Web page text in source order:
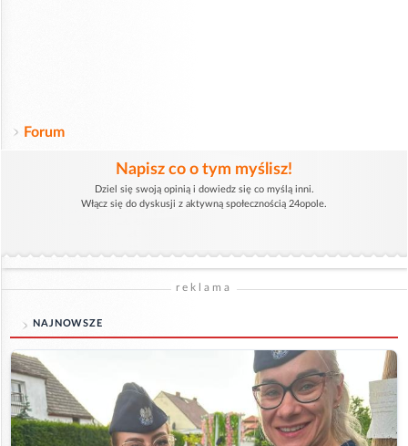
Forum
Napisz co o tym myślisz!
Dziel się swoją opinią i dowiedz się co myślą inni.
Włącz się do dyskusji z aktywną społecznością 24opole.
reklama
NAJNOWSZE